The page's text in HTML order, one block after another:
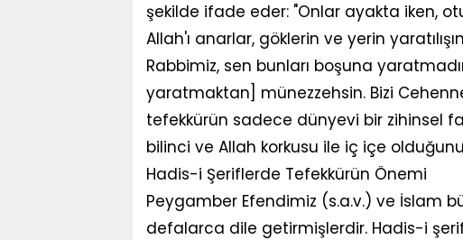
şekilde ifade eder: "Onlar ayakta iken,
Allah'ı anarlar, göklerin ve yerin
Rabbimiz, sen bunları boşuna
yaratmaktan] münezzehsin. Bizi
tefekkürün sadece dünyevi bir zihinsel
bilinci ve Allah korkusu ile iç içe
Hadis-i Şeriflerde Tefekkürün Önemi
Peygamber Efendimiz (s.a.v.) ve İslam
defalarca dile getirmişlerdir. Hadis-i